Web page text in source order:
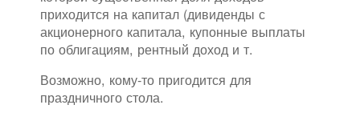
приходится на капитал (дивиденды с
акционерного капитала, купонные выплаты
по облигациям, рентный доход и т.
Возможно, кому-то пригодится для
праздничного стола.